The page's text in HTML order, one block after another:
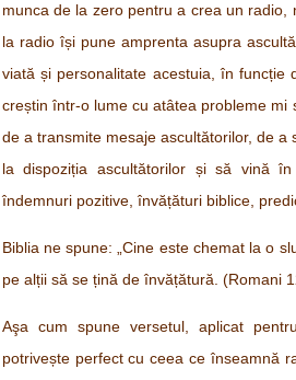
munca de la zero pentru a crea un
la radio își pune amprenta asupra
viată și personalitate acestuia, în
creștin într-o lume cu atâtea probleme
de a transmite mesaje ascultătorilor, de
la dispoziția ascultătorilor și să vină
îndemnuri pozitive, învățături biblice,
Biblia ne spune:„Cine este chemat la o
pe alții să se țină de învățătură. (Romani
Aşa cum spune versetul, aplicat
potrivește perfect cu ceea ce înseamnă